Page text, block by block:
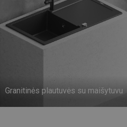
Granitinės plautuvės su maišytuvu